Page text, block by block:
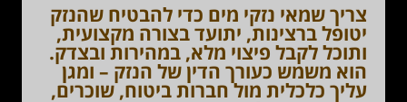
צריך שמאי נזקי מים כדי להבטיח שהנזק
יטופל ברצינות, יתועד בצורה מקצועית,
ותוכל לקבל פיצוי מלא, במהירות ובצדק.
הוא משמש כעורך הדין של הנזק – ומגן
עליך כלכלית מול חברות ביטוח, שוכרים,